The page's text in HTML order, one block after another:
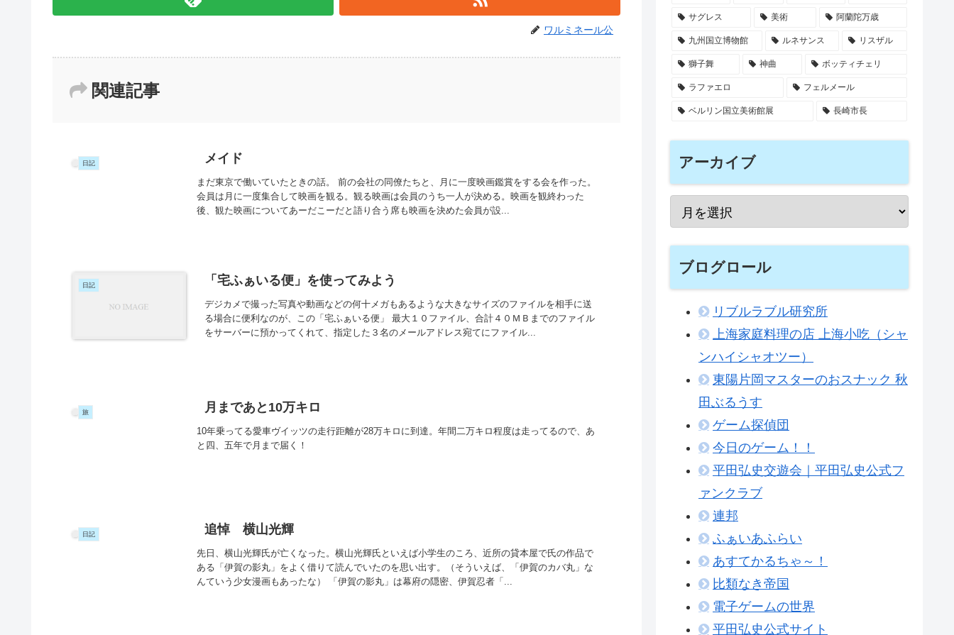
ワルミネール公
関連記事
日記 メイド
まだ東京で働いていたときの話。 前の会社の同僚たちと、月に一度映画鑑賞をする会を作った。
会員は月に一度集合して映画を観る。観る映画は会員のうち一人が決める。映画を観終わった
後、観た映画についてあーだこーだと語り合う席も映画を決めた会員が設...
日記 「宅ふぁいる便」を使ってみよう
デジカメで撮った写真や動画などの何十メガもあるような大きなサイズのファイルを相手に送
る場合に便利なのが、この「宅ふぁいる便」 最大１０ファイル、合計４０ＭＢまでのファイル
をサーバーに預かってくれて、指定した３名のメールアドレス宛てにファイル...
旅 月まであと10万キロ
10年乗ってる愛車ヴイッツの走行距離が28万キロに到達。年間二万キロ程度は走ってるので、あ
と四、五年で月まで届く！
日記 追悼 横山光輝
先日、横山光輝氏が亡くなった。横山光輝氏といえば小学生のころ、近所の貸本屋で氏の作品で
ある「伊賀の影丸」をよく借りて読んでいたのを思い出す。（そういえば、「伊賀のカバ丸」な
んていう少女漫画もあったな） 「伊賀の影丸」は幕府の隠密、伊賀忍者「...
サグレス 美術 阿蘭陀万歳
九州国立博物館 ルネサンス リスザル
獅子舞 神曲 ボッティチェリ
ラファエロ フェルメール
ベルリン国立美術館展 長崎市長
アーカイブ
ブログロール
リブルラブル研究所
上海家庭料理の店 上海小吃（シャ
ンハイシャオツー）
東陽片岡マスターのおスナック 秋
田ぶるうす
ゲーム探偵団
今日のゲーム！！
平田弘史交遊会｜平田弘史公式フ
ァンクラブ
連邦
ふぁいあふらい
あすてかるちゃ～！
比類なき帝国
電子ゲームの世界
平田弘史公式サイト